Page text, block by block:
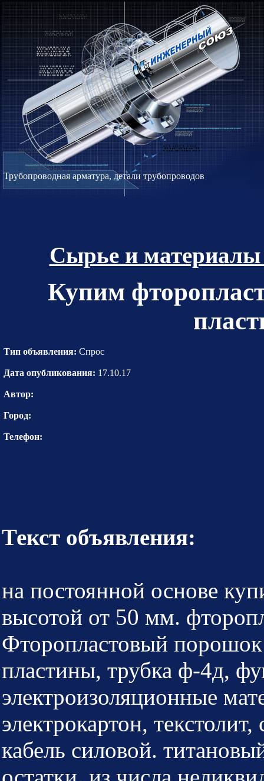
Трубопроводная арматура, детали трубопроводов
Сырье и материалы
Купим
Тип объявления: Спрос
Дата опубликования: 17.10.17
Автор:
Город:
Телефон:
Текст объявления:
на постоянной основе
высотой от 50 мм.
Фторопластовый
пластины, трубка ф-4д,
электроизоляционные
электрокартон,
кабель силовой.